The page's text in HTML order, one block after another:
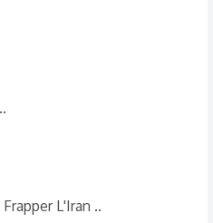
pas celles
terroristes
sports et que je
L'Iran ..